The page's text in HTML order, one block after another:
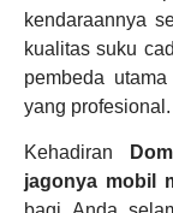
kendaraannya
kualitas suku
pembeda
yang profesional.
Kehadiran
jagonya mobil